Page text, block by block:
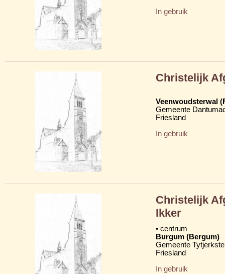
In gebruik
Christelijk
Veenwoudsterwal
Gemeente
Friesland
In gebruik
Christelijk
Ikker
• centrum
Burgum (Bergum)
Gemeente
Friesland
In gebruik